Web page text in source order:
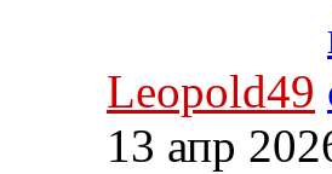
Leopold49
13 апр